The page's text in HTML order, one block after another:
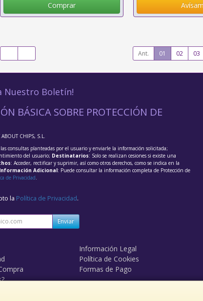
Comprar
Ant. 01 02 03
Nuestro Boletín!
BÁSICA SOBRE PROTECCIÓN DE
CHIPS, S.L.
consultas planteadas por el usuario y enviarle la información solicitada;
del usuario; Destinatarios: Solo se realizan cesiones si existe una
: Acceder, rectificar y suprimir, así como otros derechos, como se indica en la
Información Adicional: Puede consultar la información completa de Protección de
de Privacidad
la Política de Privacidad.
Enviar
Información Legal
Política de Cookies
Formas de Pago